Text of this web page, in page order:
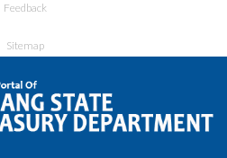
Feedback
Sitemap